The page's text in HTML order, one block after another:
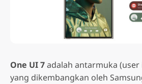
One UI 7adalah antarmuka
yang dikembangkan oleh